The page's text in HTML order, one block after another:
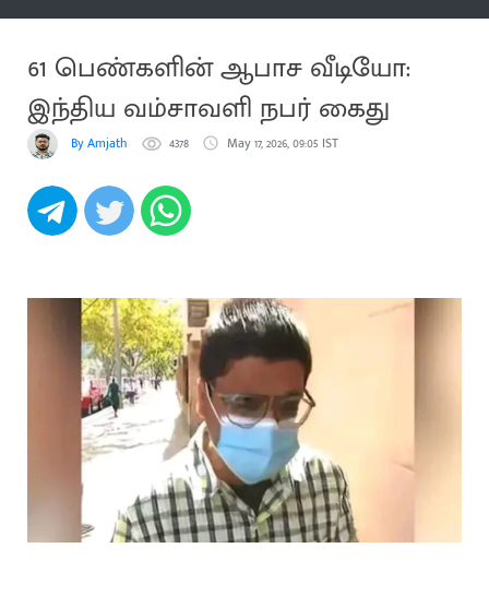
61 பெண்களின் ஆபாச வீடியோ:
இந்திய வம்சாவளி நபர் கைது
By Amjath 4378 May 17, 2026, 09:05 IST